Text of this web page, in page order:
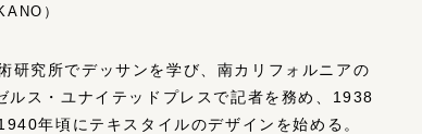
）
研究所でデッサンを学び、南カリフォルニアの
ス・ユナイテッドプレスで記者を務め、1938
年頃にテキスタイルのデザインを始める。